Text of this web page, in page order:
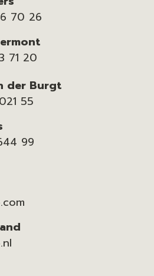
70 26
71 20
der Burgt
55
99